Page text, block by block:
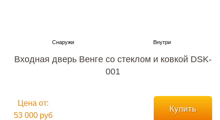
Входная дверь Венге со стеклом и ковкой DSK-
001
Цена от:
53 000 руб
Купить